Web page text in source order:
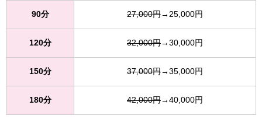
90分 27,000円→25,000円
120分 32,000円→30,000円
150分 37,000円→35,000円
180分 42,000円→40,000円